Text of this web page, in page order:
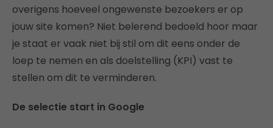
overigens hoeveel ongewenste bezoekers er op
jouw site komen? Niet belerend bedoeld hoor maar
je staat er vaak niet bij stil om dit eens onder de
loep te nemen en als doelstelling (KPI) vast te
stellen om dit te verminderen.
De selectie start in Google